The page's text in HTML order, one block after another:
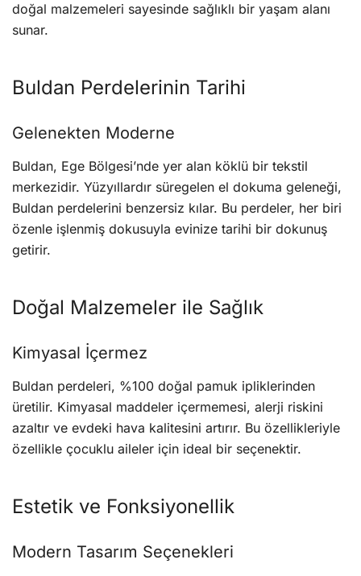
doğal malzemeleri sayesinde sağlıklı bir yaşam alanı
sunar.
Buldan Perdelerinin Tarihi
Gelenekten Moderne
Buldan, Ege Bölgesi’nde yer alan köklü bir tekstil
merkezidir. Yüzyıllardır süregelen el dokuma geleneği,
Buldan perdelerini benzersiz kılar. Bu perdeler, her biri
özenle işlenmiş dokusuyla evinize tarihi bir dokunuş
getirir.
Doğal Malzemeler ile Sağlık
Kimyasal İçermez
Buldan perdeleri, %100 doğal pamuk ipliklerinden
üretilir. Kimyasal maddeler içermemesi, alerji riskini
azaltır ve evdeki hava kalitesini artırır. Bu özellikleriyle
özellikle çocuklu aileler için ideal bir seçenektir.
Estetik ve Fonksiyonellik
Modern Tasarım Seçenekleri